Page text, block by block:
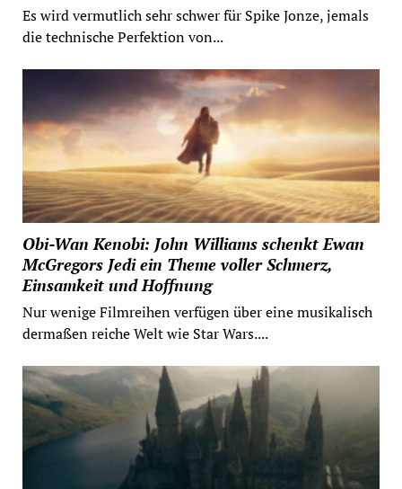
Es wird vermutlich sehr schwer für Spike Jonze, jemals
die technische Perfektion von...
Obi-Wan Kenobi: John Williams schenkt Ewan
McGregors Jedi ein Theme voller Schmerz,
Einsamkeit und Hoffnung
Nur wenige Filmreihen verfügen über eine musikalisch
dermaßen reiche Welt wie Star Wars....